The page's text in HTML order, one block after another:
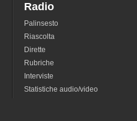
Radio
Palinsesto
Riascolta
Dirette
Rubriche
Interviste
Statistiche audio/video